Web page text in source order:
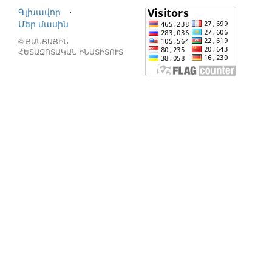
Գլխավոր
⋅
Մեր մասին
© ՑԱՆՑԱՅԻՆ
ՀԵՏԱԶՈՏԱԿԱՆ ԻՆՍՏԻՏՈՒՏ